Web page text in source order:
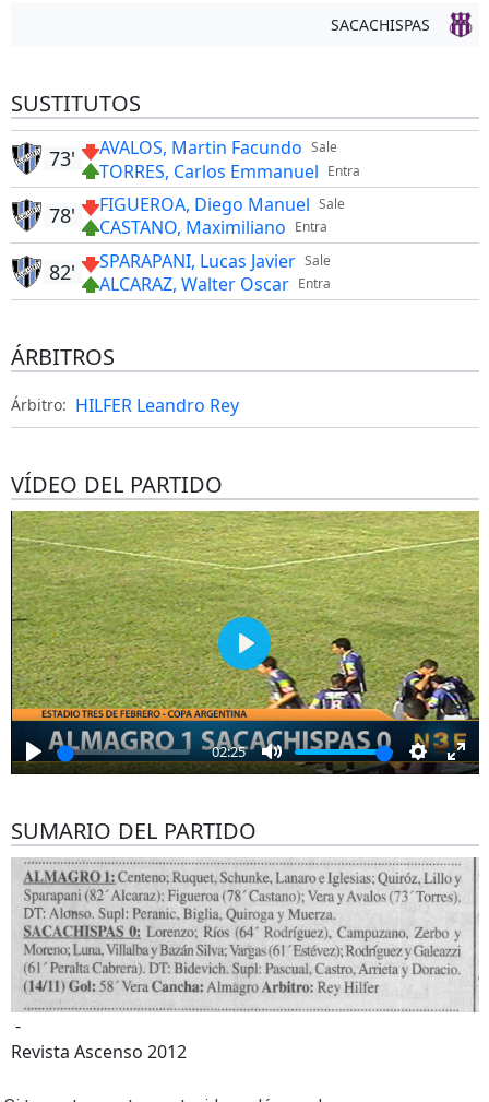
SACACHISPAS
SUSTITUTOS
Sale
AVALOS, Martin Facundo
Entra
TORRES, Carlos Emmanuel
73'
Sale
FIGUEROA, Diego Manuel
Entra
CASTANO, Maximiliano
78'
Sale
SPARAPANI, Lucas Javier
Entra
ALCARAZ, Walter Oscar
82'
ÁRBITROS
Árbitro: HILFER Leandro Rey
VÍDEO DEL PARTIDO
Play
02:25
Mute Settings
Play
SUMARIO DEL PARTIDO
-
Revista Ascenso 2012